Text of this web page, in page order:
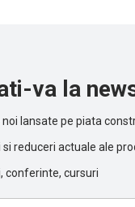
va la
lansate pe piata
reduceri actuale ale
conferinte, cursuri